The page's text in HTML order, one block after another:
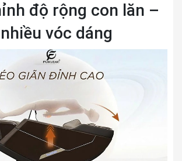
độ rộng con lăn –
vóc dáng